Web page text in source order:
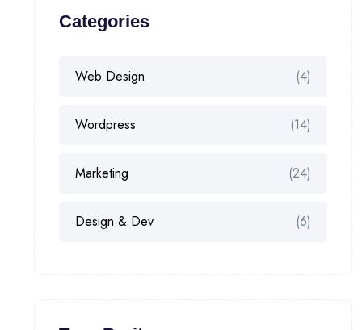
Categories
Web Design (4)
Wordpress (14)
Marketing (24)
Design & Dev (6)